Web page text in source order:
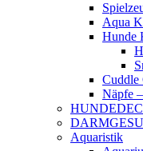
Aqua
Hunde
Cuddle
Näpfe
Aquaristik